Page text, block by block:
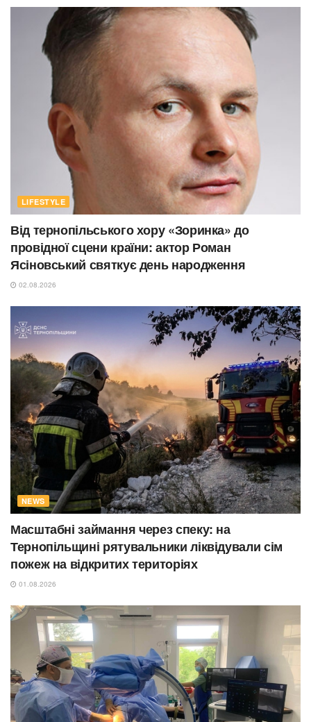
LIFESTYLE
Від тернопільського хору «Зоринка» до
провідної сцени країни: актор Роман
Ясіновський святкує день народження
02.08.2026
NEWS
Масштабні займання через спеку: на
Тернопільщині рятувальники ліквідували сім
пожеж на відкритих територіях
01.08.2026